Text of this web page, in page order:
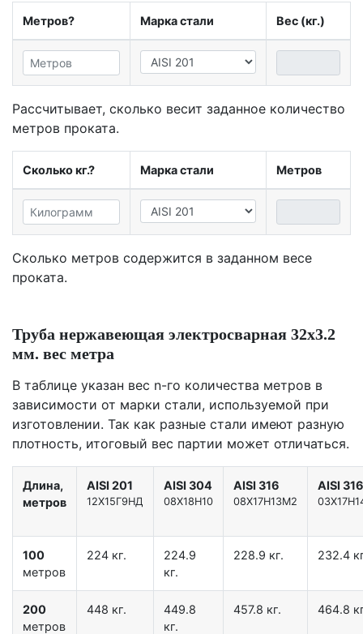
Метров? Марка стали Вес (кг.)
Рассчитывает, сколько весит заданное количество
метров проката.
Сколько кг.? Марка стали Метров
Сколько метров содержится в заданном весе
проката.
Труба нержавеющая электросварная 32х3.2
мм. вес метра
В таблице указан вес n-го количества метров в
зависимости от марки стали, используемой при
изготовлении. Так как разные стали имеют разную
плотность, итоговый вес партии может отличаться.
Длина,
метров
AISI 201
12X15Г9НД
AISI 304
08Х18Н10
AISI 316
08Х17Н13М2
AISI
100
метров
224 кг.
224.9
кг.
228.9 кг. 232.4
200
метров
448 кг.
449.8
кг.
457.8 кг. 464.8